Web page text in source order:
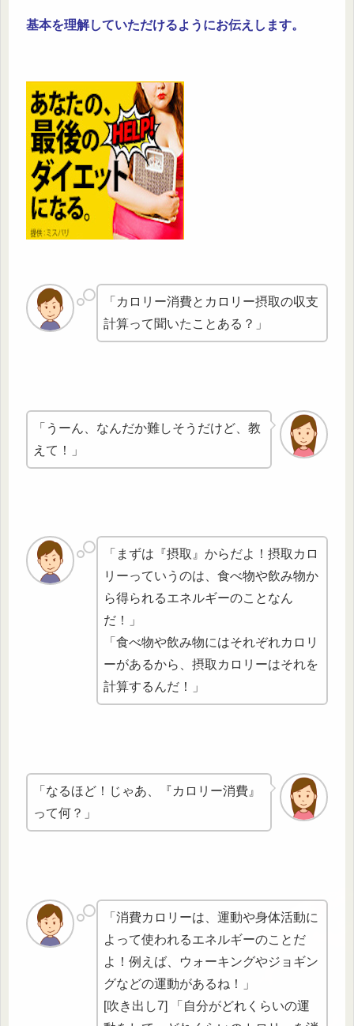
基本を理解していただけるようにお伝えします。
「カロリー消費とカロリー摂取の収支
計算って聞いたことある？」
「うーん、なんだか難しそうだけど、教
えて！」
「まずは『摂取』からだよ！摂取カロ
リーっていうのは、食べ物や飲み物か
ら得られるエネルギーのことなん
だ！」
「食べ物や飲み物にはそれぞれカロリ
ーがあるから、摂取カロリーはそれを
計算するんだ！」
「なるほど！じゃあ、『カロリー消費』
って何？」
「消費カロリーは、運動や身体活動に
よって使われるエネルギーのことだ
よ！例えば、ウォーキングやジョギン
グなどの運動があるね！」
[吹き出し7] 「自分がどれくらいの運